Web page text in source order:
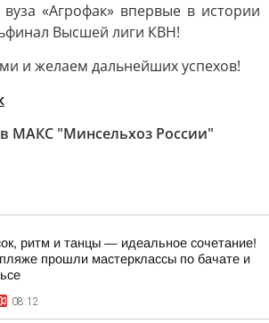
«Агрофак» впервые в истории
Высшей лиги КВН!
и желаем дальнейших успехов!
МАКС "Минсельхоз России"
ритм и танцы — идеальное сочетание!
прошли мастерклассы по бачате и
08:12